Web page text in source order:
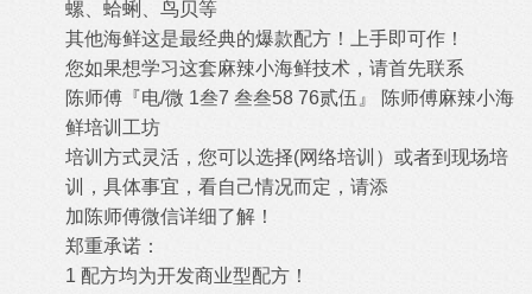
螺、蛤蜊、鸟贝等
其他海鲜这是最经典的爆款配方！上手即可作！
您如果想学习这套麻辣小海鲜技术，请首先联系
陈师傅『电/微 1叁7 叁叁58 76贰伍』 陈师傅麻辣小海
鲜培训工坊
培训方式灵活，您可以选择(网络培训）或者到现场培
训，具体事宜，看自己情况而定，请添
加陈师傅微信详细了解！
郑重承诺：
1 配方均为开发商业型配方！